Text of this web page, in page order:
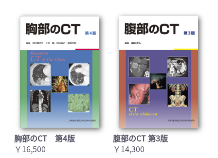
胸部のCT 第4版
￥16,500
腹部のCT 第3版
￥14,300